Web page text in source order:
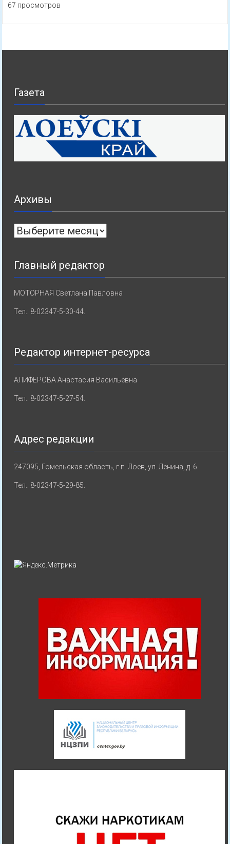
67 просмотров
Газета
Архивы
Архивы
Главный редактор
МОТОРНАЯ Светлана Павловна
Тел.: 8-02347-5-30-44.
Редактор интернет-ресурса
АЛИФЕРОВА Анастасия Васильевна
Тел.: 8-02347-5-27-54.
Адрес редакции
247095, Гомельская область, г.п. Лоев, ул. Ленина, д. 6.
Тел.: 8-02347-5-29-85.